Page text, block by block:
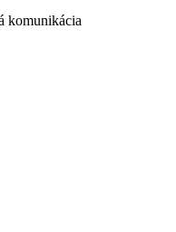
komunikácia